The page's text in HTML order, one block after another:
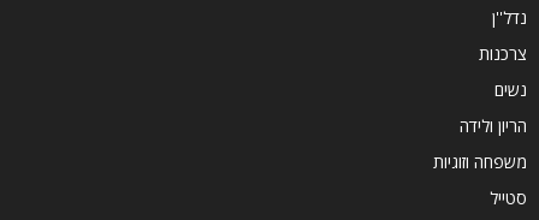
נדל''ן
צרכנות
נשים
הריון ולידה
משפחה וזוגיות
סטייל